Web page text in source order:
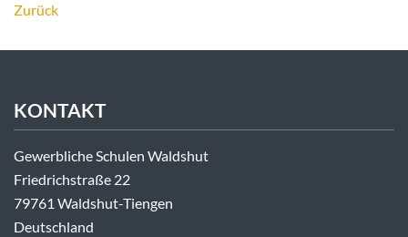
Zurück
KONTAKT
Gewerbliche Schulen Waldshut
Friedrichstraße 22
79761 Waldshut-Tiengen
Deutschland